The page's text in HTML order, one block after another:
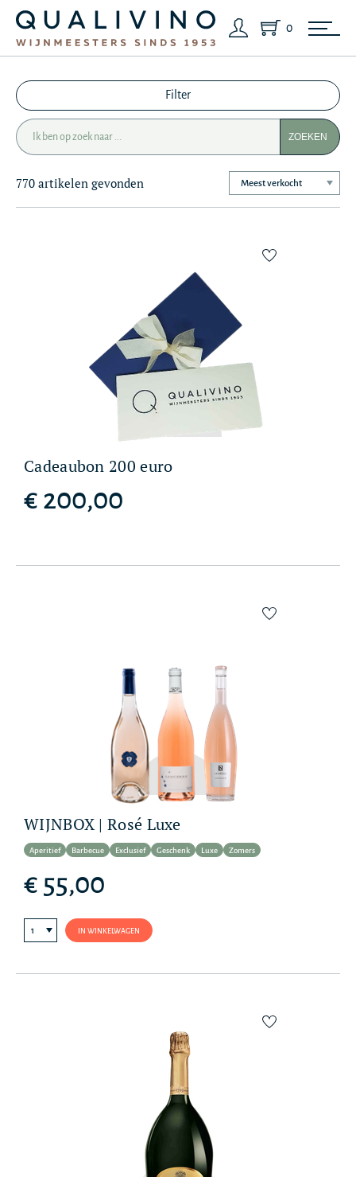
0
Filter
ZOEKEN
770 artikelen gevonden
Cadeaubon 200 euro
€ 200,00
WIJNBOX | Rosé Luxe
Aperitief Barbecue Exclusief Geschenk Luxe Zomers
€ 55,00
IN WINKELWAGEN